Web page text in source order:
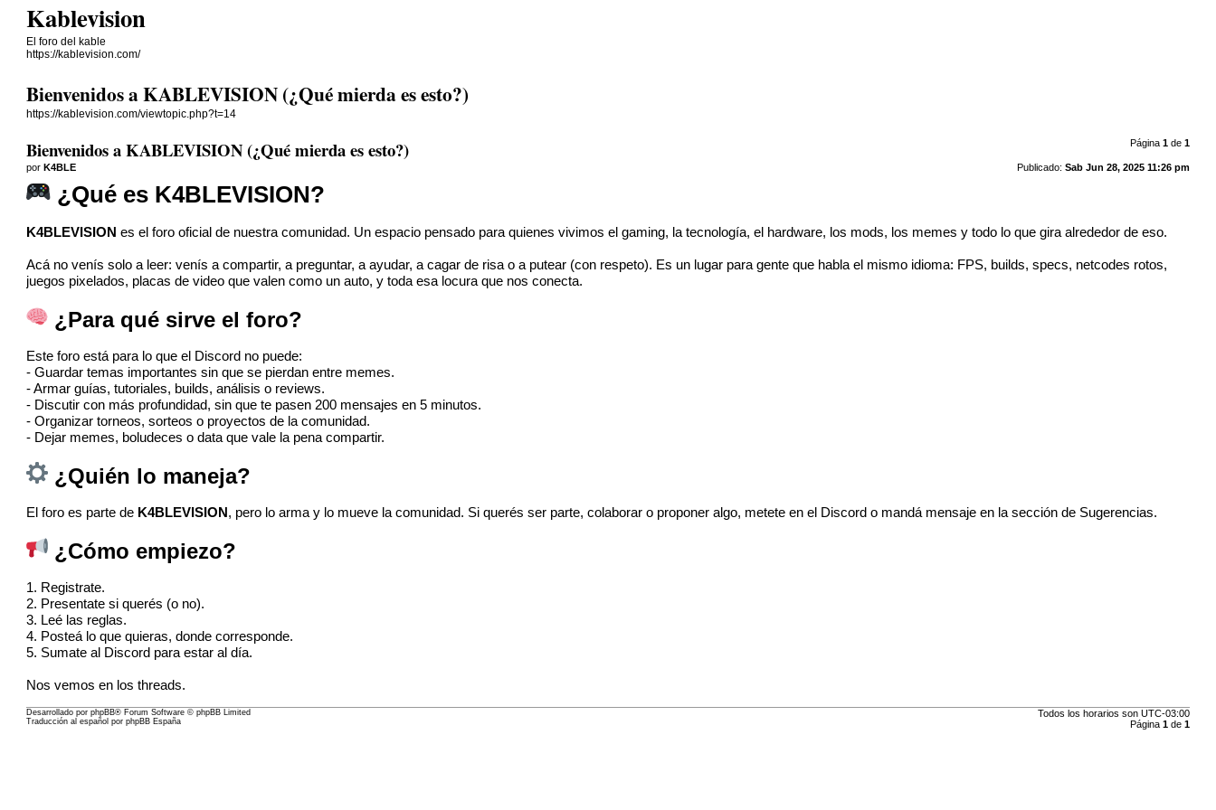
Kablevision
El foro del kable
https://kablevision.com/
Bienvenidos a KABLEVISION (¿Qué mierda es esto?)
https://kablevision.com/viewtopic.php?t=14
Página 1de 1
Bienvenidos a KABLEVISION (¿Qué mierda es esto?)
Publicado: Sab Jun 28, 2025 11:26 pm
porK4BLE
¿Qué es K4BLEVISION?
K4BLEVISION es el foro oficial de nuestra comunidad. Un espacio pensado para quienes vivimos el gaming, la tecnología, el hardware, los mods, los memes y todo lo que gira alrededor de eso.
Acá no venís solo a leer: venís a compartir, a preguntar, a ayudar, a cagar de risa o a putear (con respeto). Es un lugar para gente que habla el mismo idioma: FPS, builds, specs, netcodes rotos,
juegos pixelados, placas de video que valen como un auto, y toda esa locura que nos conecta.
¿Para qué sirve el foro?
Este foro está para lo que el Discord no puede:
- Guardar temas importantes sin que se pierdan entre memes.
- Armar guías, tutoriales, builds, análisis o reviews.
- Discutir con más profundidad, sin que te pasen 200 mensajes en 5 minutos.
- Organizar torneos, sorteos o proyectos de la comunidad.
- Dejar memes, boludeces o data que vale la pena compartir.
¿Quién lo maneja?
El foro es parte de K4BLEVISION , pero lo arma y lo mueve la comunidad. Si querés ser parte, colaborar o proponer algo, metete en el Discord o mandá mensaje en la sección de Sugerencias.
¿Cómo empiezo?
1. Registrate.
2. Presentate si querés (o no).
3. Leé las reglas.
4. Posteá lo que quieras, donde corresponde.
5. Sumate al Discord para estar al día.
Nos vemos en los threads.
Todos los horarios son UTC-03:00
Página 1de 1
Desarrollado porphpBB® Forum Software © phpBB Limited
Traducción al español porphpBB España